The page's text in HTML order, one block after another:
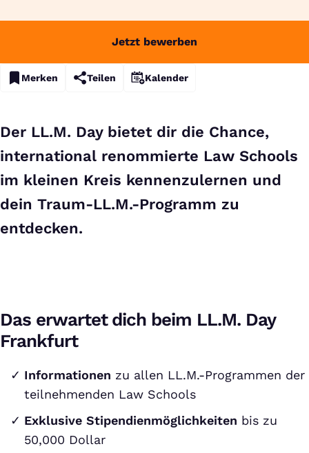
Jetzt bewerben
Merken Teilen Kalender
Der LL.M. Day bietet dir die Chance,
international renommierte Law Schools
im kleinen Kreis kennenzulernen und
dein Traum-LL.M.-Programm zu
entdecken.
Das erwartet dich beim LL.M. Day
Frankfurt
Informationen zu allen LL.M.-Programmen der
teilnehmenden Law Schools
Exklusive Stipendienmöglichkeiten bis zu
50,000 Dollar